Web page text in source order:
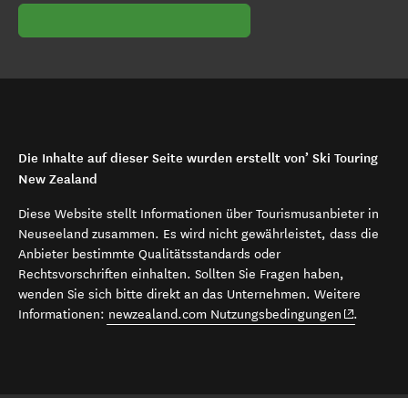
Die Inhalte auf dieser Seite wurden erstellt von’ Ski Touring
New Zealand
Diese Website stellt Informationen über Tourismusanbieter in
Neuseeland zusammen. Es wird nicht gewährleistet, dass die
Anbieter bestimmte Qualitätsstandards oder
Rechtsvorschriften einhalten. Sollten Sie Fragen haben,
wenden Sie sich bitte direkt an das Unternehmen. Weitere
Informationen: newzealand.com Nutzungsbedingungen (opens in
.